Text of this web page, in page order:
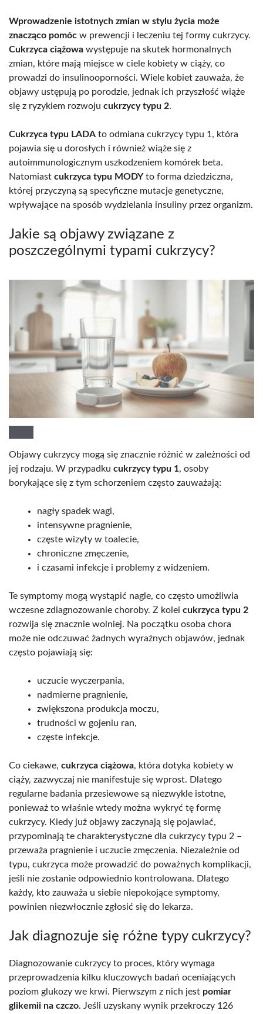
Wprowadzenie istotnych zmian w stylu życia może
znacząco pomóc w prewencji i leczeniu tej formy cukrzycy.
Cukrzyca ciążowa występuje na skutek hormonalnych
zmian, które mają miejsce w ciele kobiety w ciąży, co
prowadzi do insulinooporności. Wiele kobiet zauważa, że
objawy ustępują po porodzie, jednak ich przyszłość wiąże
się z ryzykiem rozwoju cukrzycy typu 2.
Cukrzyca typu LADA to odmiana cukrzycy typu 1, która
pojawia się u dorosłych i również wiąże się z
autoimmunologicznym uszkodzeniem komórek beta.
Natomiast cukrzyca typu MODYto forma dziedziczna,
której przyczyną są specyficzne mutacje genetyczne,
wpływające na sposób wydzielania insuliny przez organizm.
Jakie są objawy związane z
poszczególnymi typami cukrzycy?
Objawy cukrzycy mogą się znacznie różnić w zależności od
jej rodzaju. W przypadku cukrzycy typu 1, osoby
borykające się z tym schorzeniem często zauważają:
nagły spadek wagi,
intensywne pragnienie,
częste wizyty w toalecie,
chroniczne zmęczenie,
i czasami infekcje i problemy z widzeniem.
Te symptomy mogą wystąpić nagle, co często umożliwia
wczesne zdiagnozowanie choroby. Z kolei cukrzyca typu 2
rozwija się znacznie wolniej. Na początku osoba chora
może nie odczuwać żadnych wyraźnych objawów, jednak
często pojawiają się:
uczucie wyczerpania,
nadmierne pragnienie,
zwiększona produkcja moczu,
trudności w gojeniu ran,
częste infekcje.
Co ciekawe, cukrzyca ciążowa, która dotyka kobiety w
ciąży, zazwyczaj nie manifestuje się wprost. Dlatego
regularne badania przesiewowe są niezwykle istotne,
ponieważ to właśnie wtedy można wykryć tę formę
cukrzycy. Kiedy już objawy zaczynają się pojawiać,
przypominają te charakterystyczne dla cukrzycy typu 2 –
przeważa pragnienie i uczucie zmęczenia. Niezależnie od
typu, cukrzyca może prowadzić do poważnych komplikacji,
jeśli nie zostanie odpowiednio kontrolowana. Dlatego
każdy, kto zauważa u siebie niepokojące symptomy,
powinien niezwłocznie zgłosić się do lekarza.
Jak diagnozuje się różne typy cukrzycy?
Diagnozowanie cukrzycy to proces, który wymaga
przeprowadzenia kilku kluczowych badań oceniających
poziom glukozy we krwi. Pierwszym z nich jest pomiar
glikemii na czczo. Jeśli uzyskany wynik przekroczy 126